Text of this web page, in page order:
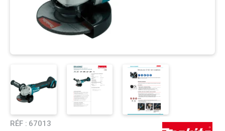
RÉF : 67013